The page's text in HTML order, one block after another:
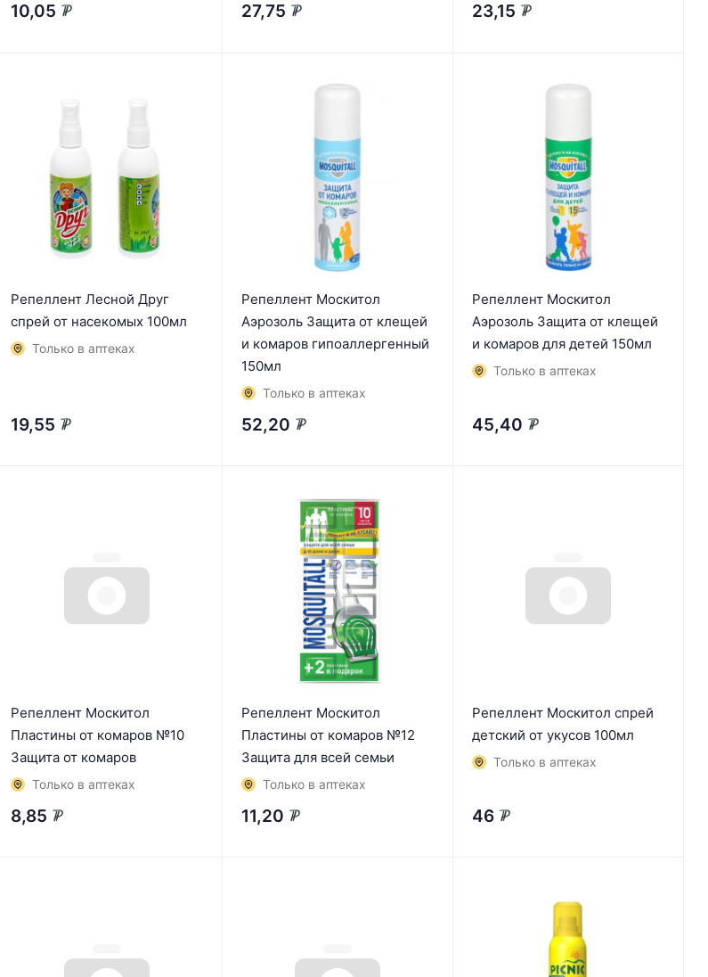
10,05 ₽ 27,75 ₽ 23,15 ₽
Репеллент Лесной Друг
спрей от насекомых 100мл
Только в аптеках
19,55 ₽
Репеллент Москитол
Аэрозоль Защита от клещей
и комаров гипоаллергенный
150мл
Только в аптеках
52,20 ₽
Репеллент Москитол
Аэрозоль Защита от клещей
и комаров для детей 150мл
Только в аптеках
45,40 ₽
Репеллент Москитол
Пластины от комаров №10
Защита от комаров
Только в аптеках
8,85 ₽
Репеллент Москитол
Пластины от комаров №12
Защита для всей семьи
Только в аптеках
11,20 ₽
Репеллент Москитол спрей
детский от укусов 100мл
Только в аптеках
46 ₽